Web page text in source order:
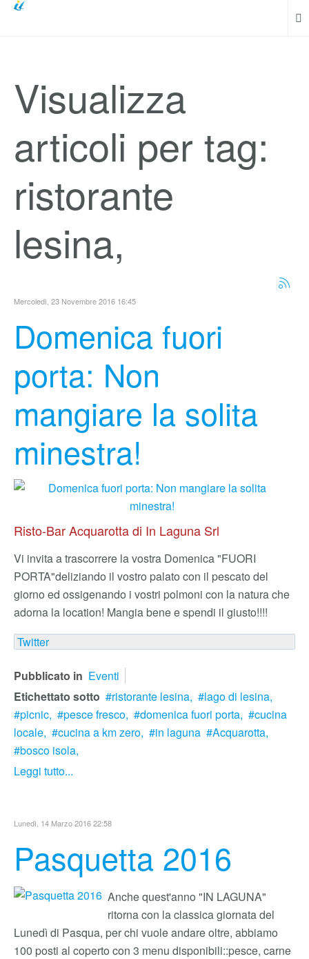
Visualizza
articoli per tag:
ristorante
lesina,
Mercoledì, 23 Novembre 2016 16:45
Domenica fuori
porta: Non
mangiare la solita
minestra!
Risto-Bar Acquarotta di In Laguna Srl
Vi invita a trascorrere la vostra Domenica "FUORI
PORTA"deliziando il vostro palato con il pescato del
giorno ed ossigenando i vostri polmoni con la natura che
adorna la location! Mangia bene e spendi il giusto!!!!
Twitter
Pubblicato in Eventi
Etichettato sotto
ristorante lesina,
lago di lesina,
picnic,
pesce fresco, domenica fuori porta,
cucina
locale,
cucina a km zero, in laguna
Acquarotta,
bosco isola,
Leggi tutto...
Lunedì, 14 Marzo 2016 22:58
Pasquetta 2016
Anche quest'anno "IN LAGUNA"
ritorna con la classica giornata del
Lunedì di Pasqua, per chi vuole andare oltre, abbiamo
100 posti al coperto con 3 menu disponibili::pesce, carne